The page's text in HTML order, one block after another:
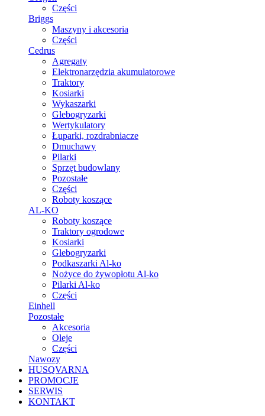
Części
Briggs
Maszyny i akcesoria
Części
Cedrus
Agregaty
Elektronarzędzia akumulatorowe
Traktory
Kosiarki
Wykaszarki
Glebogryzarki
Wertykulatory
Łuparki, rozdrabniacze
Dmuchawy
Pilarki
Sprzęt budowlany
Pozostałe
Części
Roboty koszące
AL-KO
Roboty koszące
Traktory ogrodowe
Kosiarki
Glebogryzarki
Podkaszarki Al-ko
Nożyce do żywopłotu Al-ko
Pilarki Al-ko
Części
Einhell
Pozostałe
Akcesoria
Oleje
Części
Nawozy
HUSQVARNA
PROMOCJE
SERWIS
KONTAKT